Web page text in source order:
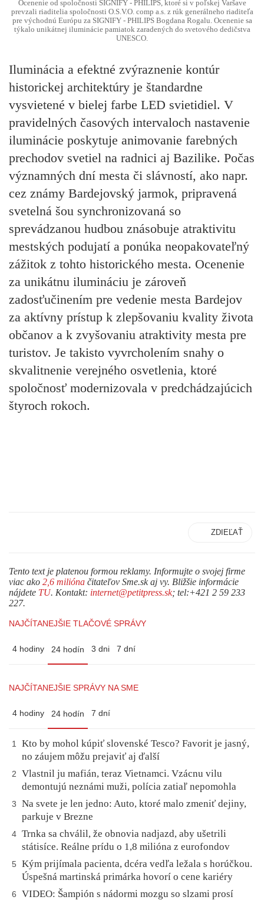
Ocenenie od spoločnosti SIGNIFY - PHILIPS, ktoré si v poľskej Varšave
prevzali riaditelia spoločnosti O.S.V.O. comp a.s. z rúk generálneho riaditeľa
pre východnú Európu za SIGNIFY - PHILIPS Bogdana Rogalu. Ocenenie sa
týkalo unikátnej iluminácie pamiatok zaradených do svetového dedičstva
UNESCO.
Iluminácia a efektné zvýraznenie kontúr
historickej architektúry je štandardne
vysvietené v bielej farbe LED svietidiel. V
pravidelných časových intervaloch nastavenie
iluminácie poskytuje animovanie farebných
prechodov svetiel na radnici aj Bazilike. Počas
významných dní mesta či slávností, ako napr.
cez známy Bardejovský jarmok, pripravená
svetelná šou synchronizovaná so
sprevádzanou hudbou znásobuje atraktivitu
mestských podujatí a ponúka neopakovateľný
zážitok z tohto historického mesta. Ocenenie
za unikátnu ilumináciu je zároveň
zadosťučinením pre vedenie mesta Bardejov
za aktívny prístup k zlepšovaniu kvality života
občanov a k zvyšovaniu atraktivity mesta pre
turistov. Je takisto vyvrcholením snahy o
skvalitnenie verejného osvetlenia, ktoré
spoločnosť modernizovala v predchádzajúcich
štyroch rokoch.
ZDIEĽAŤ
Tento text je platenou formou reklamy. Informujte o svojej firme
viac ako 2,6 milióna čitateľov Sme.sk aj vy. Bližšie informácie
nájdete TU. Kontakt: internet@petitpress.sk; tel:+421 2 59 233
227.
NAJČÍTANEJŠIE TLAČOVÉ SPRÁVY
4 hodiny 24 hodín 3 dni 7 dní
NAJČÍTANEJŠIE SPRÁVY NA SME
4 hodiny 24 hodín 7 dní
1
Kto by mohol kúpiť slovenské Tesco? Favorit je jasný,
no záujem môžu prejaviť aj ďalší
2
Vlastnil ju mafián, teraz Vietnamci. Vzácnu vilu
demontujú neznámi muži, polícia zatiaľ nepomohla
3
Na svete je len jedno: Auto, ktoré malo zmeniť dejiny,
parkuje v Brezne
4 Trnka sa chválil, že obnovia nadjazd, aby ušetrili
státisíce. Reálne prídu o 1,8 milióna z eurofondov
5
Kým prijímala pacienta, dcéra vedľa ležala s horúčkou.
Úspešná martinská primárka hovorí o cene kariéry
6
VIDEO: Šampión s nádormi mozgu so slzami prosí